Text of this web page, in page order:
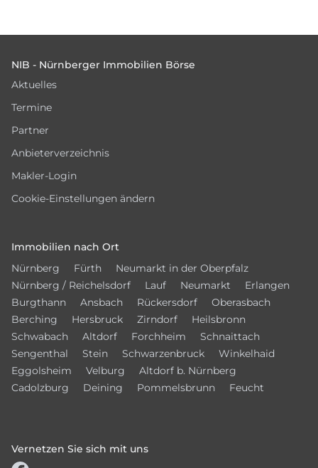
NIB - Nürnberger Immobilien Börse
Aktuelles
Termine
Partner
Anbieterverzeichnis
Makler-Login
Cookie-Einstellungen ändern
Immobilien nach Ort
Nürnberg
Fürth
Neumarkt in der Oberpfalz
Nürnberg / Reichelsdorf
Lauf Neumarkt
Erlangen
Burgthann
Ansbach Rückersdorf
Oberasbach
Berching
Hersbruck Zirndorf
Heilsbronn
Schwabach
Altdorf Forchheim
Schnaittach
Sengenthal
Stein Schwarzenbruck
Winkelhaid
Eggolsheim
Velburg
Altdorf b. Nürnberg
Cadolzburg
Deining Pommelsbrunn Feucht
Vernetzen Sie sich mit uns